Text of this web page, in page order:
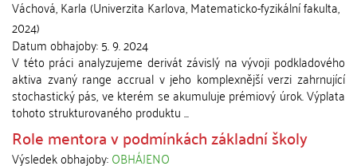
Váchová, Karla(Univerzita Karlova, Matematicko-fyzikální fakulta,
2024)
Datum obhajoby:5. 9. 2024
V této práci analyzujeme derivát závislý na vývoji podkladového
aktiva zvaný range accrual v jeho komplexnější verzi zahrnující
stochastický pás, ve kterém se akumuluje prémiový úrok. Výplata
tohoto strukturovaného produktu ...
Role mentora v podmínkách základní školy
Výsledek obhajoby:OBHÁJENO